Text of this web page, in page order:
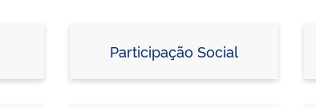
Participação Social